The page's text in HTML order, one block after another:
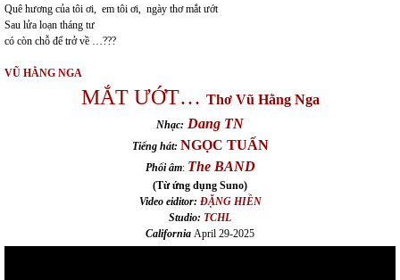
Quê hương của tôi ơi, em tôi ơi, ngày thơ mắt ướt
Sau lửa loạn tháng tư
có còn chỗ để trở về …???
VŨ HẰNG NGA
MẮT ƯỚT… Thơ Vũ Hằng Nga
Nhạc: Dang TN
Tiếng hát: NGỌC TUẤN
Phối âm: The BAND
(Từ ứng dụng Suno)
Video eiditor: ĐẶNG HIỀN
Studio: TCHL
California April 29-2025